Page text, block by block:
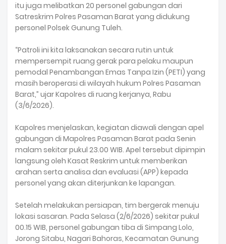
itu juga melibatkan 20 personel gabungan dari
Satreskrim Polres Pasaman Barat yang didukung
personel Polsek Gunung Tuleh.
“Patroli ini kita laksanakan secara rutin untuk
mempersempit ruang gerak para pelaku maupun
pemodal Penambangan Emas Tanpa Izin (PETI) yang
masih beroperasi di wilayah hukum Polres Pasaman
Barat,” ujar Kapolres di ruang kerjanya, Rabu
(3/6/2026).
Kapolres menjelaskan, kegiatan diawali dengan apel
gabungan di Mapolres Pasaman Barat pada Senin
malam sekitar pukul 23.00 WIB. Apel tersebut dipimpin
langsung oleh Kasat Reskrim untuk memberikan
arahan serta analisa dan evaluasi (APP) kepada
personel yang akan diterjunkan ke lapangan.
Setelah melakukan persiapan, tim bergerak menuju
lokasi sasaran. Pada Selasa (2/6/2026) sekitar pukul
00.15 WIB, personel gabungan tiba di Simpang Lolo,
Jorong Sitabu, Nagari Bahoras, Kecamatan Gunung